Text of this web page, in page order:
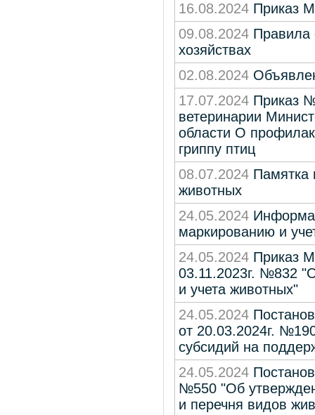
16.08.2024 Приказ
09.08.2024 Правила
хозяйствах
02.08.2024
17.07.2024 Приказ
ветеринарии
области О
гриппу птиц
08.07.2024 Памятка
животных
24.05.2024
маркированию и
24.05.2024 Приказ
03.11.2023г. №832
и учета животных"
24.05.2024
от 20.03.2024г.
субсидий на
24.05.2024
№550 "Об
и перечня видов